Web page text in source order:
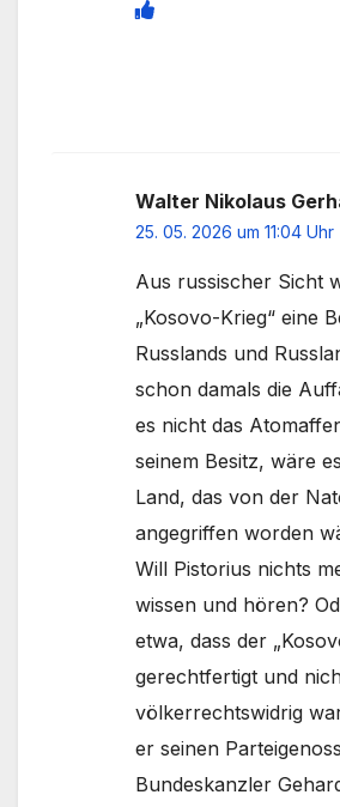
Walter Nikolaus
25. 05. 2026 um 11:04 Uhr
Aus russischer Sicht
„Kosovo-Krieg“ eine
Russlands und
schon damals die
es nicht das
seinem Besitz, wäre
Land, das von der
angegriffen worden
Will Pistorius nichts
wissen und hören?
etwa, dass der
gerechtfertigt und
völkerrechtswidrig
er seinen
Bundeskanzler